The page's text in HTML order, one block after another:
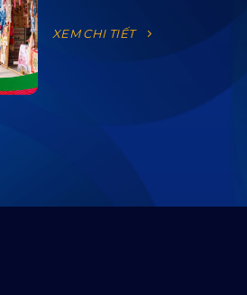
XEM CHI TIẾT